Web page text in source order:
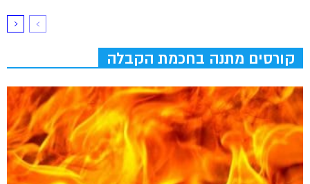
קורסים מתנה בחכמת הקבלה